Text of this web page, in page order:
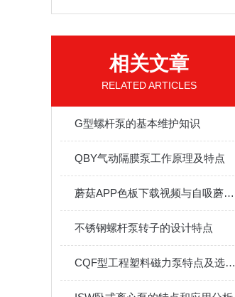
相关文章
RELATED ARTICLES
G型螺杆泵的基本维护知识
QBY气动隔膜泵工作原理及特点
蘑菇APP色板下载视频与自吸蘑菇AV下载的区别
不锈钢螺杆泵转子的设计特点
CQF型工程塑料磁力泵特点及选型应用